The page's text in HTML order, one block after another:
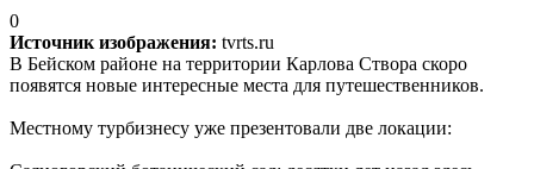
0
Источник изображения: tvrts.ru
В Бейском районе на территории Карлова Створа скоро
появятся новые интересные места для путешественников.
Местному турбизнесу уже презентовали две локации: